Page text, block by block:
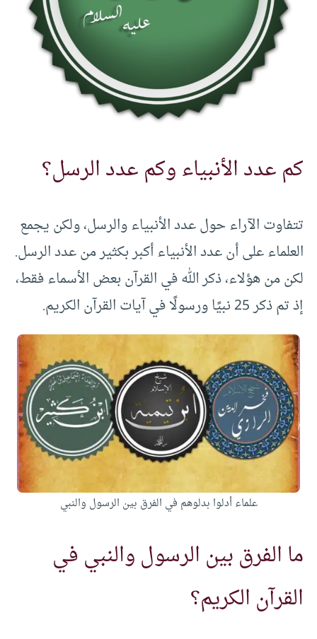
كم عدد الأنبياء وكم عدد الرسل؟
تتفاوت الآراء حول عدد الأنبياء والرسل، ولكن يجمع
العلماء على أن عدد الأنبياء أكبر بكثير من عدد الرسل.
لكن من هؤلاء، ذكر الله في القرآن بعض الأسماء فقط،
إذ تم ذكر 25 نبيًا ورسولًا في آيات القرآن الكريم.
علماء أدلوا بدلوهم في الفرق بين الرسول والنبي
ما الفرق بين الرسول والنبي في
القرآن الكريم؟